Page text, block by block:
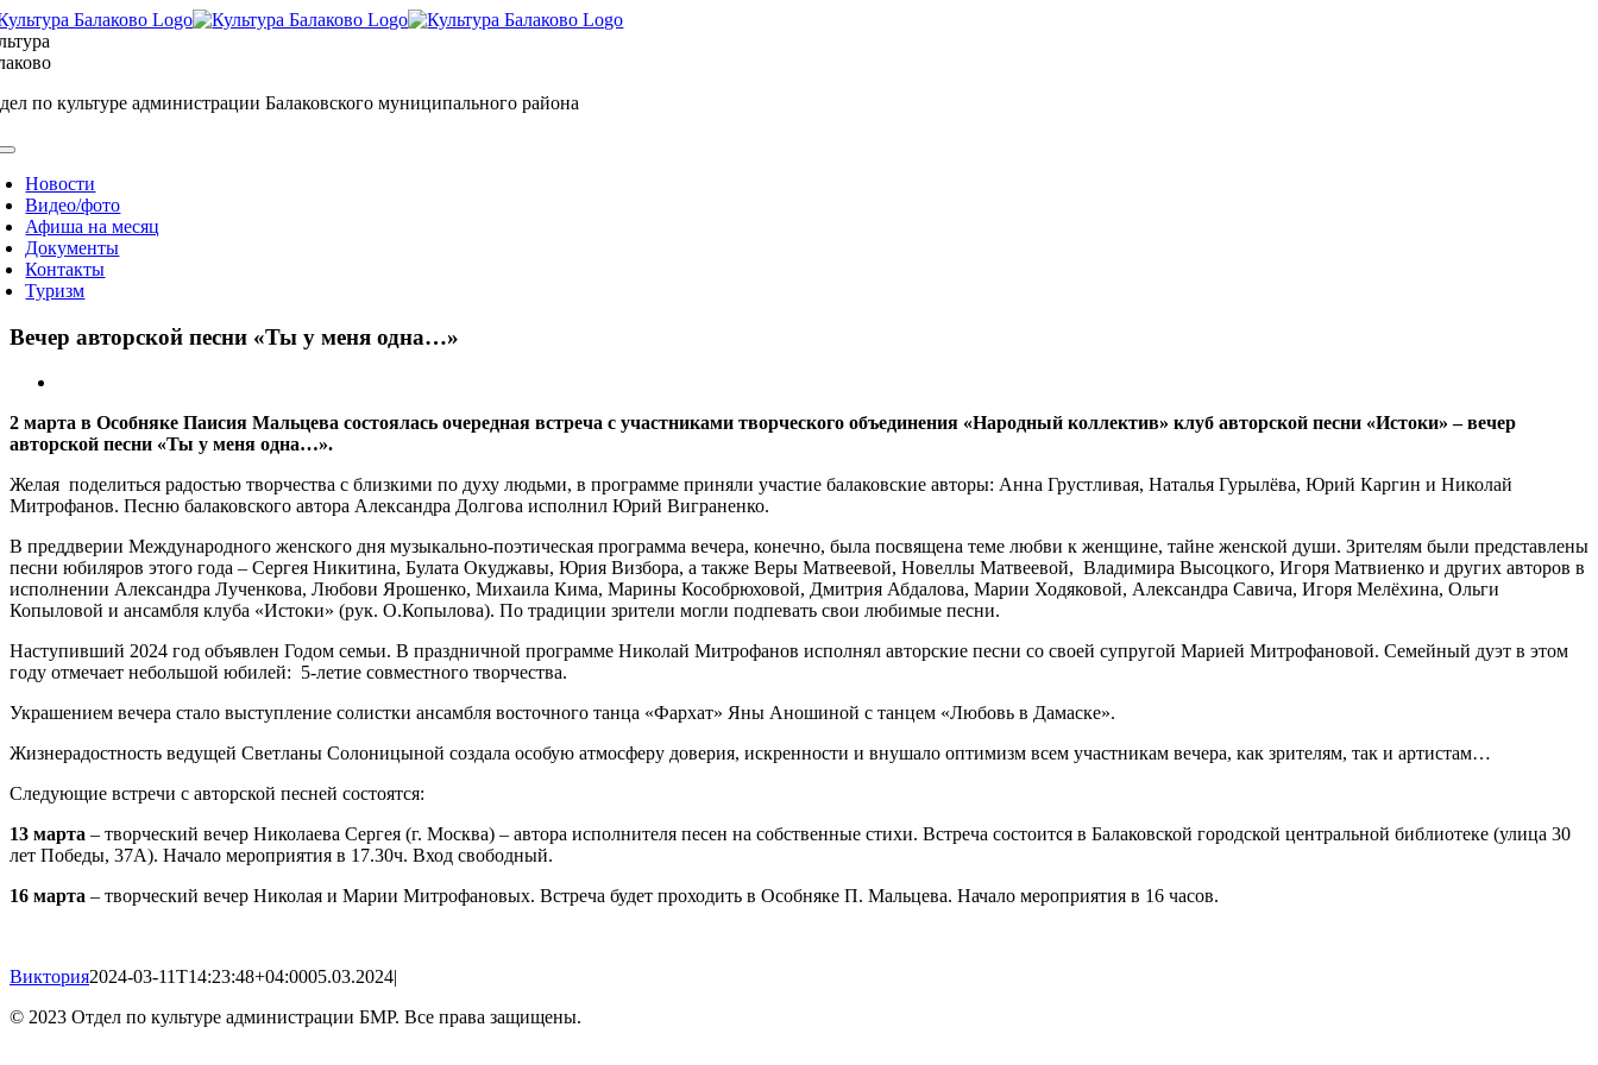
Skip
to
content
по культуре администрации Балаковского муниципального района
Новости
Видео/фото
Афиша на месяц
Документы
Контакты
Туризм
Вечер авторской песни «Ты у меня одна…»
Image
2 марта в Особняке Паисия Мальцева состоялась очередная встреча с участниками творческого объединения «Народный коллектив» клуб авторской песни «Истоки» – вечер
авторской песни «Ты у меня одна…».
Желая поделиться радостью творчества с близкими по духу людьми, в программе приняли участие балаковские авторы: Анна Грустливая, Наталья Гурылёва, Юрий Каргин и Николай
Митрофанов. Песню балаковского автора Александра Долгова исполнил Юрий Виграненко.
В преддверии Международного женского дня музыкально-поэтическая программа вечера, конечно, была посвящена теме любви к женщине, тайне женской души. Зрителям были представлены
песни юбиляров этого года – Сергея Никитина, Булата Окуджавы, Юрия Визбора, а также Веры Матвеевой, Новеллы Матвеевой, Владимира Высоцкого, Игоря Матвиенко и других авторов в
исполнении Александра Лученкова, Любови Ярошенко, Михаила Кима, Марины Кособрюховой, Дмитрия Абдалова, Марии Ходяковой, Александра Савича, Игоря Мелёхина, Ольги
Копыловой и ансамбля клуба «Истоки» (рук. О.Копылова). По традиции зрители могли подпевать свои любимые песни.
Наступивший 2024 год объявлен Годом семьи. В праздничной программе Николай Митрофанов исполнял авторские песни со своей супругой Марией Митрофановой. Семейный дуэт в этом
году отмечает небольшой юбилей: 5-летие совместного творчества.
Украшением вечера стало выступление солистки ансамбля восточного танца «Фархат» Яны Аношиной с танцем «Любовь в Дамаске».
Жизнерадостность ведущей Светланы Солоницыной создала особую атмосферу доверия, искренности и внушало оптимизм всем участникам вечера, как зрителям, так и артистам…
Следующие встречи с авторской песней состоятся:
13 марта – творческий вечер Николаева Сергея (г. Москва) – автора исполнителя песен на собственные стихи. Встреча состоится в Балаковской городской центральной библиотеке (улица 30
лет Победы, 37А). Начало мероприятия в 17.30ч. Вход свободный.
16 марта – творческий вечер Николая и Марии Митрофановых. Встреча будет проходить в Особняке П. Мальцева. Начало мероприятия в 16 часов.
Виктория2024-03-11T14:23:48+04:0005.03.2024|
© 2023 Отдел по культуре администрации БМР. Все права защищены.